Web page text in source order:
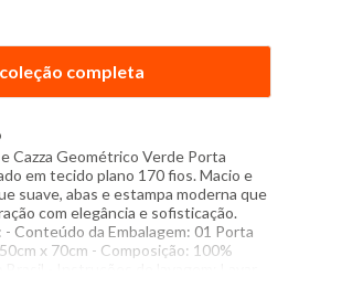
completa
Cazza Geométrico Verde Porta
em tecido plano 170 fios. Macio e
suave, abas e estampa moderna que
com elegância e sofisticação.
Conteúdo da Embalagem: 01 Porta
x 70cm - Composição: 100%
- Instruções de lavagem: Lavar